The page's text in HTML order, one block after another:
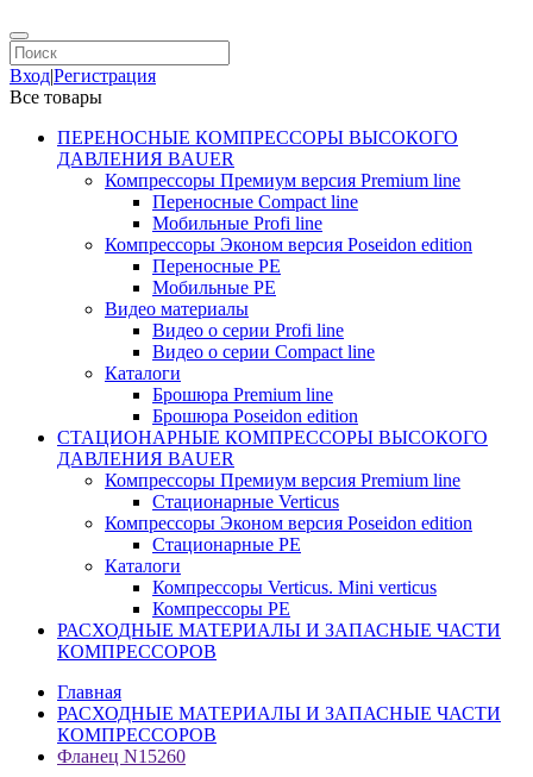
Вход|Регистрация
Все товары
ПЕРЕНОСНЫЕ КОМПРЕССОРЫ ВЫСОКОГО
ДАВЛЕНИЯ BAUER
Компрессоры Премиум версия Premium line
Переносные Compact line
Мобильные Profi line
Компрессоры Эконом версия Poseidon edition
Переносные PE
Мобильные PE
Видео материалы
Видео о серии Profi line
Видео о серии Compact line
Каталоги
Брошюра Premium line
Брошюра Poseidon edition
СТАЦИОНАРНЫЕ КОМПРЕССОРЫ ВЫСОКОГО
ДАВЛЕНИЯ BAUER
Компрессоры Премиум версия Premium line
Стационарные Verticus
Компрессоры Эконом версия Poseidon edition
Стационарные PE
Каталоги
Компрессоры Verticus. Mini verticus
Компрессоры PE
РАСХОДНЫЕ МАТЕРИАЛЫ И ЗАПАСНЫЕ ЧАСТИ
КОМПРЕССОРОВ
Главная
РАСХОДНЫЕ МАТЕРИАЛЫ И ЗАПАСНЫЕ ЧАСТИ
КОМПРЕССОРОВ
Фланец N15260